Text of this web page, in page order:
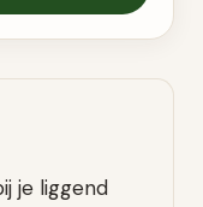
je liggend